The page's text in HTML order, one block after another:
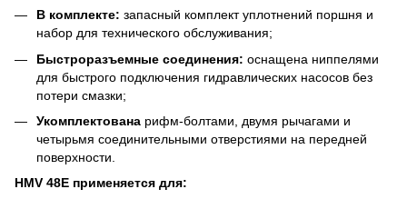
В комплекте: запасный комплект уплотнений поршня и
набор для технического обслуживания;
Быстроразъемные соединения: оснащена ниппелями
для быстрого подключения гидравлических насосов без
потери смазки;
Укомплектована рифм-болтами, двумя рычагами и
четырьмя соединительными отверстиями на передней
поверхности.
HMV 48E применяется для: